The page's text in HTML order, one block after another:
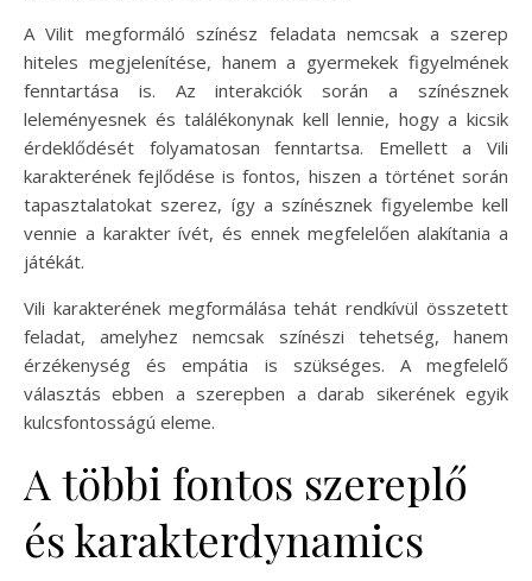
A Vilit megformáló színész feladata nemcsak a szerep
hiteles megjelenítése, hanem a gyermekek figyelmének
fenntartása is. Az interakciók során a színésznek
leleményesnek és találékonynak kell lennie, hogy a kicsik
érdeklődését folyamatosan fenntartsa. Emellett a Vili
karakterének fejlődése is fontos, hiszen a történet során
tapasztalatokat szerez, így a színésznek figyelembe kell
vennie a karakter ívét, és ennek megfelelően alakítania a
játékát.
Vili karakterének megformálása tehát rendkívül összetett
feladat, amelyhez nemcsak színészi tehetség, hanem
érzékenység és empátia is szükséges. A megfelelő
választás ebben a szerepben a darab sikerének egyik
kulcsfontosságú eleme.
A többi fontos szereplő
és karakterdynamics